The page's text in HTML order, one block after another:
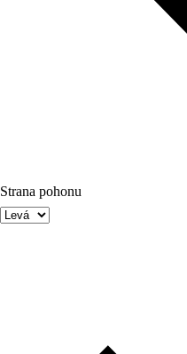
Strana pohonu